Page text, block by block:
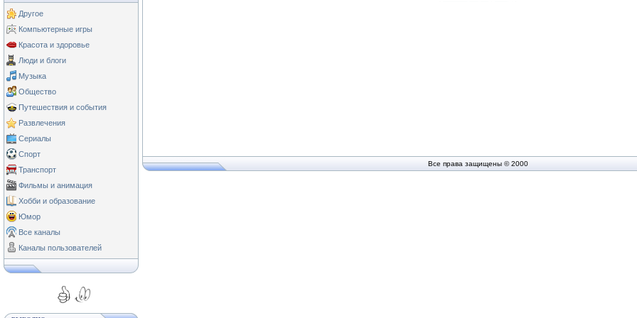
Другое
Компьютерные игры
Красота и здоровье
Люди и блоги
Музыка
Общество
Путешествия и события
Развлечения
Сериалы
Спорт
Транспорт
Фильмы и анимация
Хобби и образование
Юмор
Все каналы
Каналы пользователей
Все права защищены © 2000